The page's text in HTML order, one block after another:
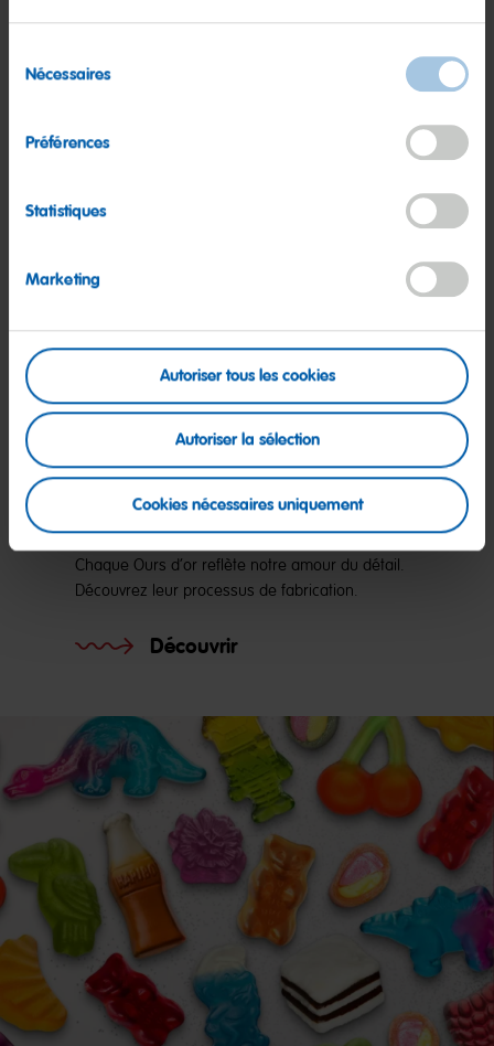
duNécessaires
Préférences
Statistiques
Marketing
Autoriser tous les cookies
Autoriser la sélection
Cookies nécessaires uniquement
La production : variété de
couleurs et de saveurs
Chaque Ours d’or reflète notre amour du détail.
Découvrez leur processus de fabrication.
Découvrir